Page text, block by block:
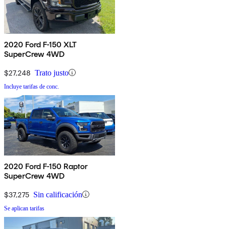
2020 Ford F-150 XLT
SuperCrew 4WD
$27,248 Trato justo
Incluye tarifas de conc.
2020 Ford F-150 Raptor
SuperCrew 4WD
$37,275 Sin calificación
Se aplican tarifas